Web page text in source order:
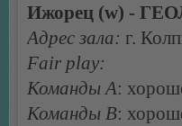
Ижорец (w) -
Адрес зала: г.
Fair play:
Команды А:
Команды В: